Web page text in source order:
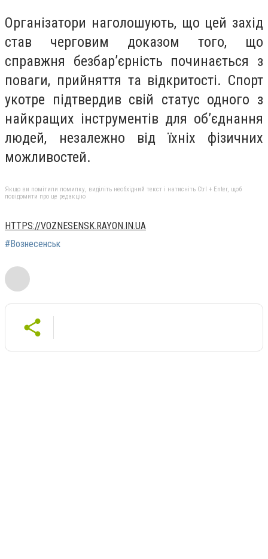
Організатори наголошують, що цей захід
став черговим доказом того, що
справжня безбар’єрність починається з
поваги, прийняття та відкритості. Спорт
укотре підтвердив свій статус одного з
найкращих інструментів для об’єднання
людей, незалежно від їхніх фізичних
можливостей.
Якщо ви помітили помилку, виділіть необхідний текст і натисніть Ctrl + Enter, щоб
повідомити про це редакцію
HTTPS://VOZNESENSK.RAYON.IN.UA
#Вознесенськ